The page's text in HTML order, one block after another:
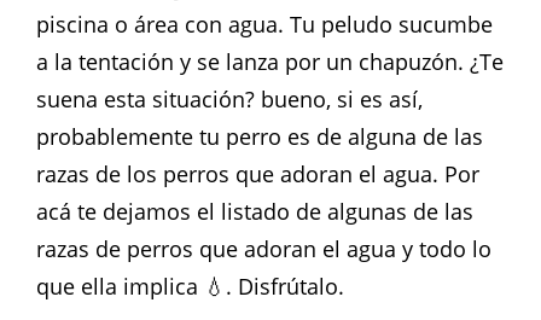
piscina o área con agua. Tu peludo sucumbe
a la tentación y se lanza por un chapuzón. ¿Te
suena esta situación? bueno, si es así,
probablemente tu perro es de alguna de las
razas de los perros que adoran el agua. Por
acá te dejamos el listado de algunas de las
razas de perros que adoran el agua y todo lo
que ella implica 💧. Disfrútalo.